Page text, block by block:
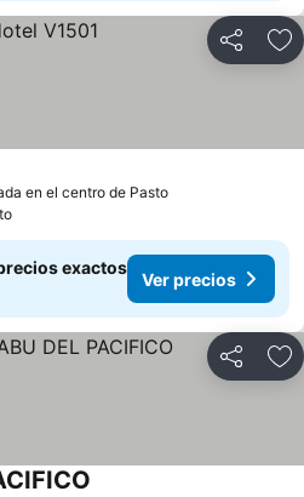
Compartir
en el centro de PastoVer precios
exactos
Ver precios
Compartir